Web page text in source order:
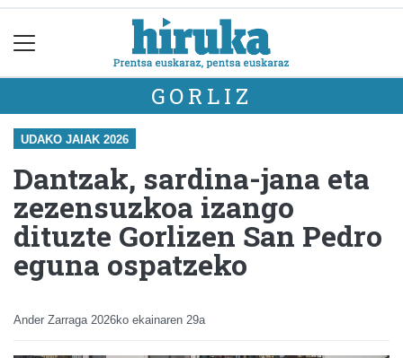
GORLIZ
UDAKO JAIAK 2026
Dantzak, sardina-jana eta
zezensuzkoa izango
dituzte Gorlizen San Pedro
eguna ospatzeko
Ander Zarraga 2026ko ekainaren 29a